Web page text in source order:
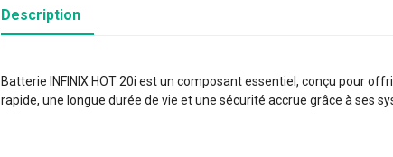
Description
Batterie INFINIX HOT 20i est un composant essentiel, conçu pour
rapide, une longue durée de vie et une sécurité accrue grâce à ses